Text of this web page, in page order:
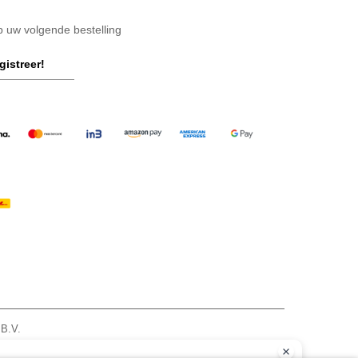
uw volgende bestelling
VAT NL 005596191B03 - KvK 39066321